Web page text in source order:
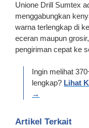
Unione Drill Sumtex
menggabungkan
warna terlengkap di
eceran maupun
pengiriman cepat ke
Ingin melihat
lengkap? Lihat
→
Artikel Terkait